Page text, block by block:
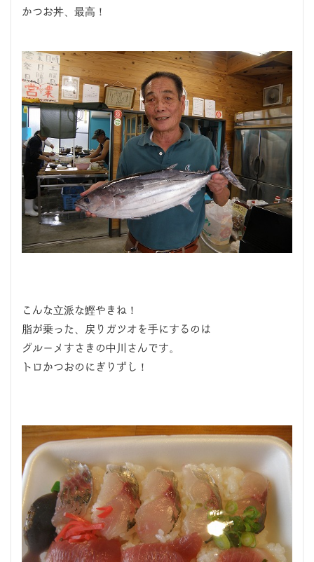
かつお丼、最高！
こんな立派な鰹やきね！
脂が乗った、戻りガツオを手にするのは
グルーメすさきの中川さんです。
トロかつおのにぎりずし！